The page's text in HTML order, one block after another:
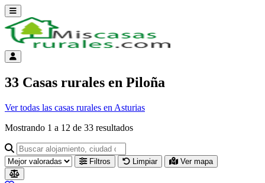
Abrir menú
Menú de cuenta
33 Casas rurales en Piloña
Ver todas las casas rurales en Asturias
Mostrando 1 a 12 de 33 resultados
Buscar alojamiento, ciudad o provincia para ir a su página
Filtros Limpiar Ver mapa
Resultados del listado